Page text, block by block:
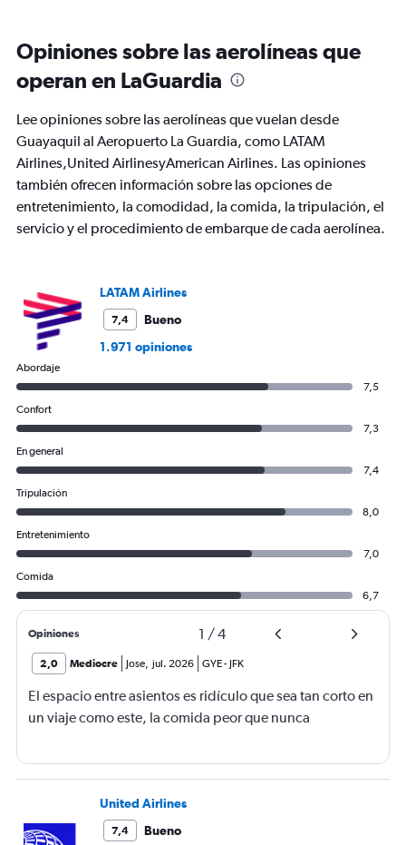
Opiniones sobre las aerolíneas que
operan en LaGuardia
Lee opiniones sobre las aerolíneas que vuelan desde
Guayaquil al Aeropuerto La Guardia, como LATAM
Airlines,United AirlinesyAmerican Airlines. Las opiniones
también ofrecen información sobre las opciones de
entretenimiento, la comodidad, la comida, la tripulación, el
servicio y el procedimiento de embarque de cada aerolínea.
LATAM Airlines
7,4
Bueno
1.971 opiniones
Abordaje
7,5
Confort
7,3
En general
7,4
Tripulación
8,0
Entretenimiento
7,0
Comida
6,7
Opiniones 1 /4
2,0 Mediocre Jose, jul. 2026 GYE- JFK
El espacio entre asientos es ridículo que sea tan corto en
un viaje como este, la comida peor que nunca
United Airlines
7,4
Bueno